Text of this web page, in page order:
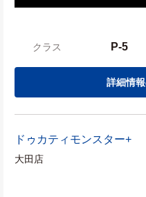
クラス P-5
詳細情
ドゥカティ モンスター+
大田店